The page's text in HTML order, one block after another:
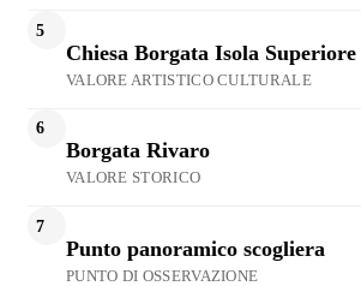
5
Chiesa Borgata Isola Superiore
VALORE ARTISTICO CULTURALE
6
Borgata Rivaro
VALORE STORICO
7
Punto panoramico scogliera
PUNTO DI OSSERVAZIONE